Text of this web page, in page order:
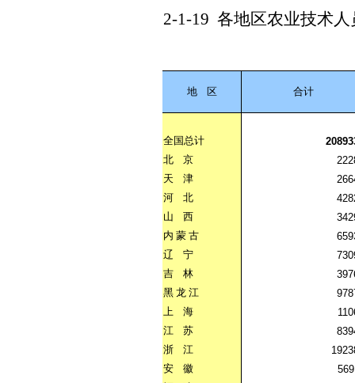
2-1-19 各地区农业技术人
地 区 合计
全国总计
北
京
天
津
河
北
山
西
内 蒙 古
辽
宁
吉
林
黑 龙 江
上
海
江
苏
浙
江
安
徽